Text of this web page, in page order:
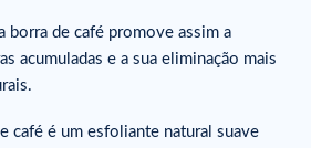
borra de café promove assim a
acumuladas e a sua eliminação mais
café é um esfoliante natural suave